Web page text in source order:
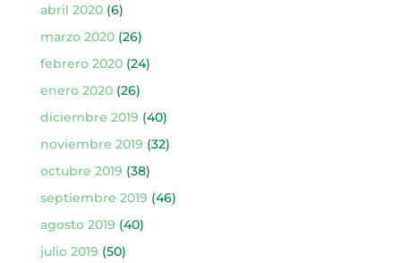
abril 2020(6)
marzo 2020(26)
febrero 2020(24)
enero 2020(26)
diciembre 2019 (40)
noviembre 2019 (32)
octubre 2019 (38)
septiembre 2019 (46)
agosto 2019 (40)
julio 2019 (50)